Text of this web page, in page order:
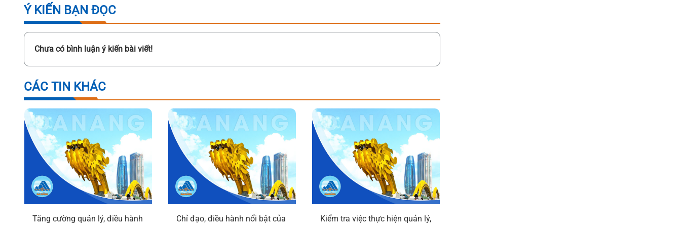
Ý KIẾN BẠN ĐỌC
Chưa có bình luận ý kiến bài viết!
CÁC TIN KHÁC
Tăng cường quản lý, điều hành
Chỉ đạo, điều hành nổi bật của
Kiểm tra việc thực hiện quản lý,